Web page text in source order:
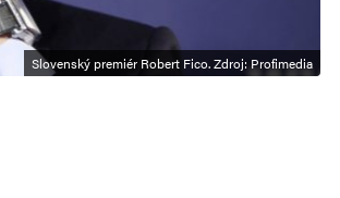
Slovenský premiér Robert Fico. Zdroj: Profimedia